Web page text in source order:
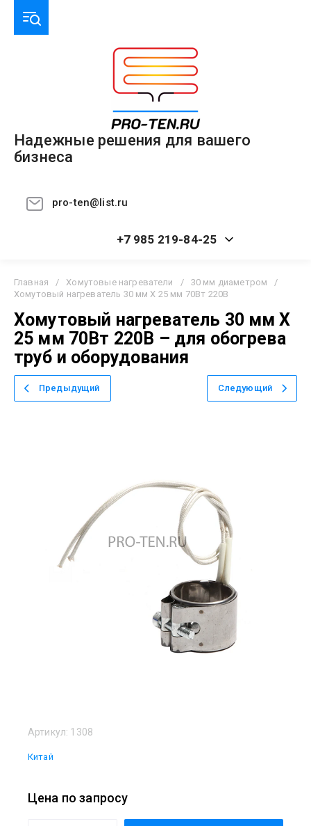
Надежные решения для вашего
бизнеса
pro-ten@list.ru
+7 985 219-84-25
Главная / Хомутовые нагреватели / 30 мм диаметром
/
Хомутовый нагреватель 30 мм Х 25 мм 70Вт 220В
Хомутовый нагреватель 30 мм Х
25 мм 70Вт 220В – для обогрева
труб и оборудования
Предыдущий Следующий
Артикул: 1308
Китай
Цена по запросу